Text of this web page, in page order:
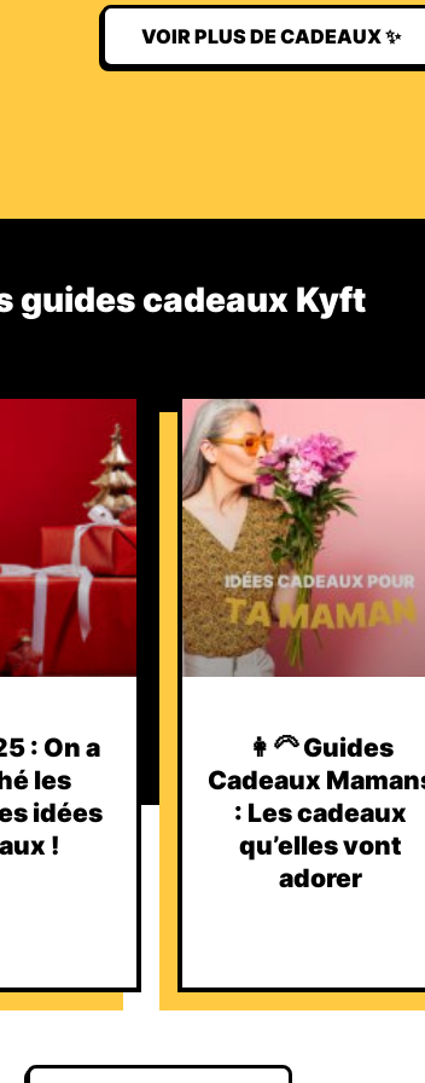
VOIR PLUS DE CADEAUX ✨
guides cadeaux Kyft​
: On a
les
idées
!
👩‍🦳 Guides
Cadeaux
: Les cadeaux
qu’elles vont
adorer